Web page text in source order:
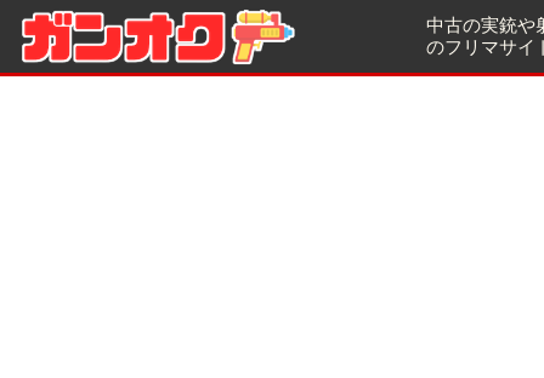
中古の実銃や
のフリマサイ